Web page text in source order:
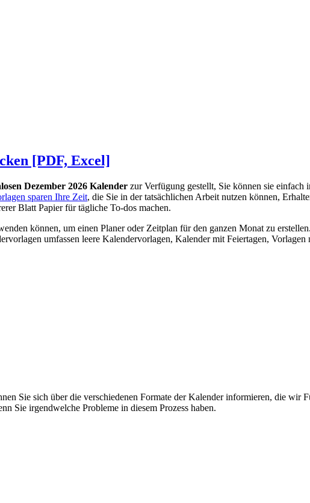
[PDF, Excel]
Dezember 2026 Kalender zur Verfügung gestellt, Sie können sie
sparen Ihre Zeit, die Sie in der tatsächlichen Arbeit nutzen können,
Blatt Papier für tägliche To-dos machen.
können, um einen Planer oder Zeitplan für den ganzen Monat zu
umfassen leere Kalendervorlagen, Kalender mit Feiertagen,
Sie sich über die verschiedenen Formate der Kalender informieren, die wir
Sie irgendwelche Probleme in diesem Prozess haben.